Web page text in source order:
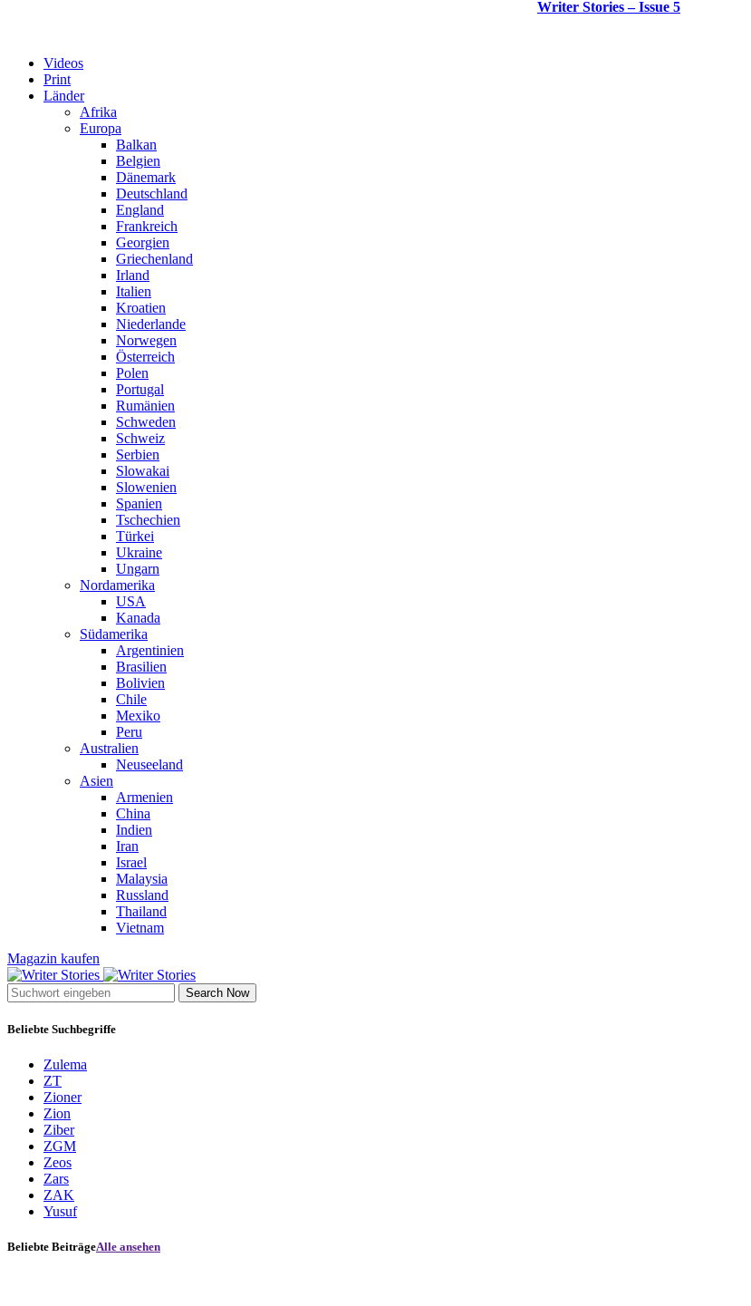
Writer Stories – Issue 5
Videos
Print
Länder
Afrika
Europa
Balkan
Belgien
Dänemark
Deutschland
England
Frankreich
Georgien
Griechenland
Irland
Italien
Kroatien
Niederlande
Norwegen
Österreich
Polen
Portugal
Rumänien
Schweden
Schweiz
Serbien
Slowakai
Slowenien
Spanien
Tschechien
Türkei
Ukraine
Ungarn
Nordamerika
USA
Kanada
Südamerika
Argentinien
Brasilien
Bolivien
Chile
Mexiko
Peru
Australien
Neuseeland
Asien
Armenien
China
Indien
Iran
Israel
Malaysia
Russland
Thailand
Vietnam
Magazin kaufen
Search Now
Beliebte Suchbegriffe
Zulema
ZT
Zioner
Zion
Ziber
ZGM
Zeos
Zars
ZAK
Yusuf
Beliebte BeiträgeAlle ansehen